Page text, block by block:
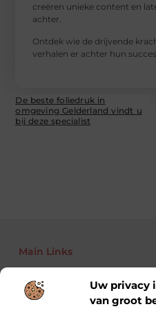
Uw privacy
van groot
creëren unieke content en
achter.
Ontdek wie de drijvende
verhalen er achter hun
De beste foliedruk in
omgeving Gelderland vindt u
bij deze specialist
Main Links